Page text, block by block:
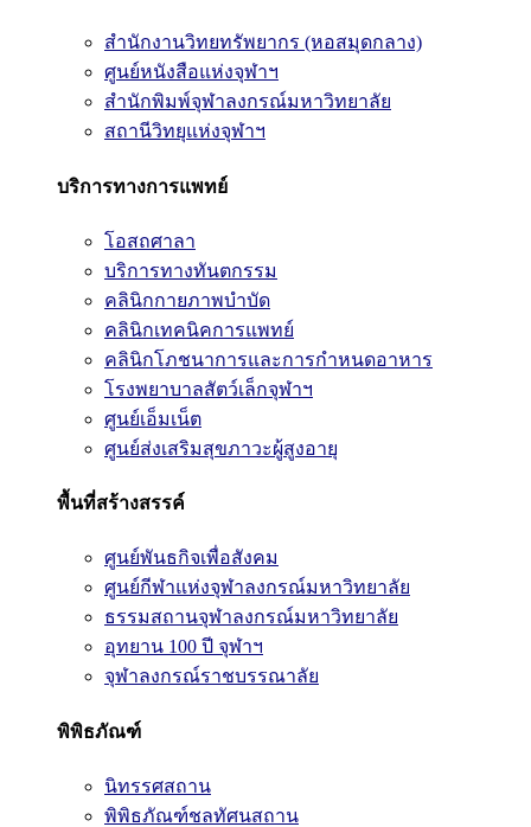
สำนักงานวิทยทรัพยากร (หอสมุดกลาง)
ศูนย์หนังสือแห่งจุฬาฯ
สำนักพิมพ์จุฬาลงกรณ์มหาวิทยาลัย
สถานีวิทยุแห่งจุฬาฯ
บริการทางการแพทย์
โอสถศาลา
บริการทางทันตกรรม
คลินิกกายภาพบำบัด
คลินิกเทคนิคการแพทย์
คลินิกโภชนาการและการกำหนดอาหาร
โรงพยาบาลสัตว์เล็กจุฬาฯ
ศูนย์เอ็มเน็ต
ศูนย์ส่งเสริมสุขภาวะผู้สูงอายุ
พื้นที่สร้างสรรค์
ศูนย์พันธกิจเพื่อสังคม
ศูนย์กีฬาแห่งจุฬาลงกรณ์มหาวิทยาลัย
ธรรมสถานจุฬาลงกรณ์มหาวิทยาลัย
อุทยาน 100 ปี จุฬาฯ
จุฬาลงกรณ์ราชบรรณาลัย
พิพิธภัณฑ์
นิทรรศสถาน
พิพิธภัณฑ์ชลทัศนสถาน